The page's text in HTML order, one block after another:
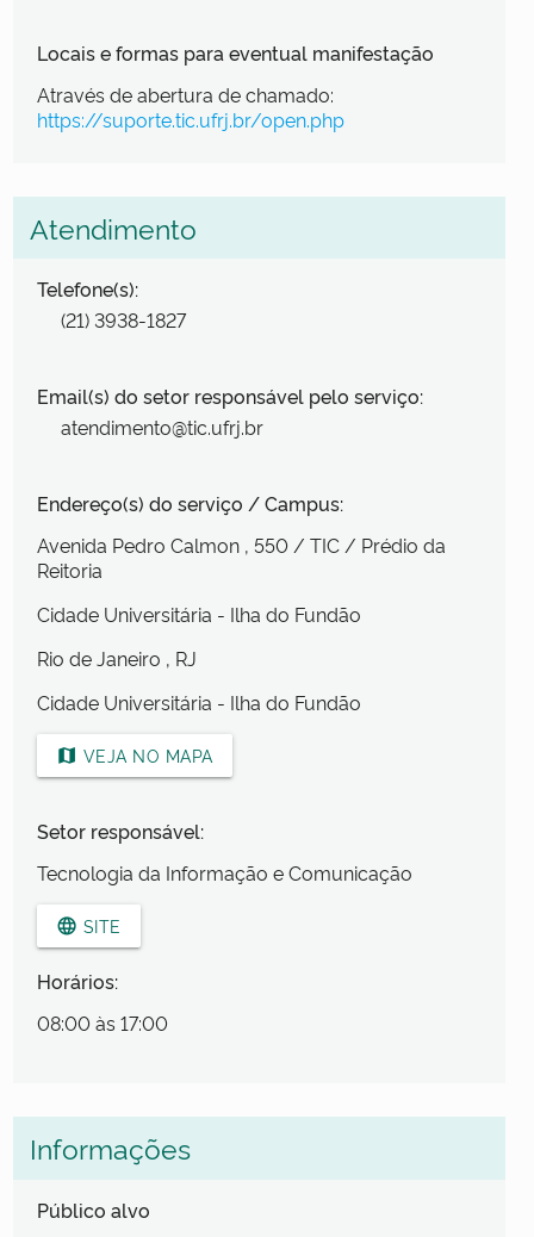
Locais e formas para eventual manifestação
Através de abertura de chamado:
https://suporte.tic.ufrj.br/open.php
Atendimento
Telefone(s):
(21) 3938-1827
Email(s) do setor responsável pelo serviço:
atendimento@tic.ufrj.br
Endereço(s) do serviço / Campus:
Avenida Pedro Calmon , 550 / TIC / Prédio da
Reitoria
Cidade Universitária - Ilha do Fundão
Rio de Janeiro , RJ
Cidade Universitária - Ilha do Fundão
map VEJA NO MAPA
Setor responsável:
Tecnologia da Informação e Comunicação
language SITE
Horários:
08:00 às 17:00
Informações
Público alvo